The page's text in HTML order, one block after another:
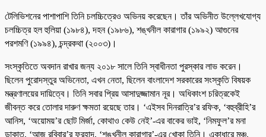
টেলিভিশনের পাশাপাশি তিনি চলচ্চিত্রেও অভিনয় করেছেন। তাঁর অভিনীত উল্লেখযোগ্য
চলচ্চিত্র হল হুলিয়া (১৯৮৪), দহন (১৯৮৬), শঙ্খনীল কারাগার (১৯৯২) আগুনের
পরশমণি (১৯৯৪), চন্দ্রকথা (২০০৩)।
সংস্কৃতিতে অবদান রাখার জন্য ২০১৮ সালে তিনি স্বাধীনতা পুরস্কার লাভ করেন।
ছিলেন পুরোদস্তুর অভিনেতা, এখন নেতা, ছিলেন বাংলাদেশ সরকারের সংস্কৃতি বিষয়ক
মন্ত্রণালয়ের দায়িত্বে। তিনি সবার প্রিয় আসাদুজ্জামান নূর। অধিকাংশ চরিত্রকেই
জীবন্ত করে তোলার দারুণ ক্ষমতা রয়েছে তার। ‘এইসব দিনরাত্রি’র রফিক, ‘বহুব্রীহি’র
আনিস, ‘অয়োময়’র ছোট মির্জা, কোথাও কেউ নেই’-এর বাকের ভাই, ‘নিমফুল’র মনা
ডাকাত, ‘আজ রবিবার’র ফরহাদ, ‘শঙ্খনীল কারাগার’-এর খোকা তিনি। একাধারে মঞ্চ,